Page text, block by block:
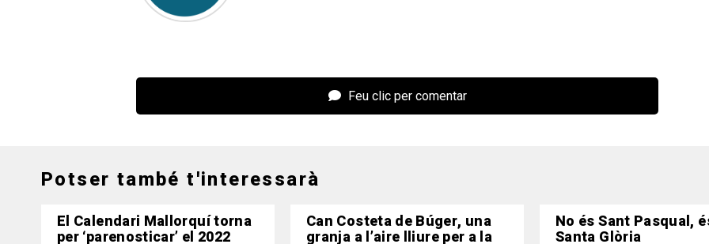
Feu clic per comentar
Potser també t'interessarà
El Calendari Mallorquí torna
per ‘parenosticar’ el 2022
Can Costeta de Búger, una
granja a l’aire lliure per a la
No és Sant Pasqual,
Santa Glòria